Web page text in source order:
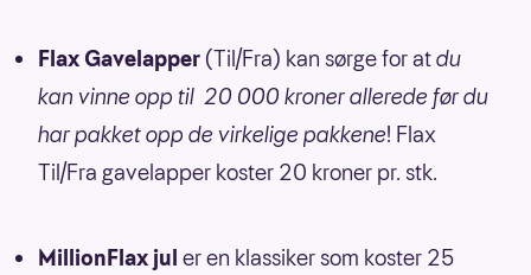
Flax Gavelapper (Til/Fra) kan sørge for atdu
kan vinne opp til 20 000 kroner allerede før du
har pakket opp de virkelige pakkene! Flax
Til/Fra gavelapper koster 20 kroner pr. stk.
MillionFlax jul er en klassiker som koster 25